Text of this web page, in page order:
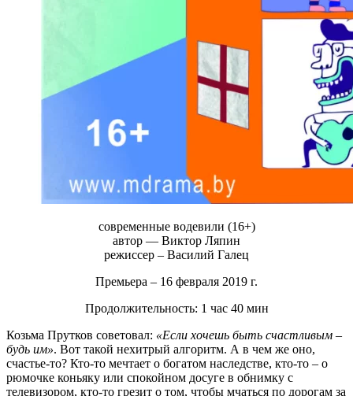
современные водевили (16+)
автор — Виктор Ляпин
режиссер – Василий Галец
Премьера – 16 февраля 2019 г.
Продолжительность: 1 час 40 мин
Козьма Прутков советовал: «Если хочешь быть счастливым –
будь им». Вот такой нехитрый алгоритм. А в чем же оно,
счастье-то? Кто-то мечтает о богатом наследстве, кто-то – о
рюмочке коньяку или спокойном досуге в обнимку с
телевизором, кто-то грезит о том, чтобы мчаться по дорогам за